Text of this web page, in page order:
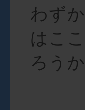
わず
はこ
ろうか